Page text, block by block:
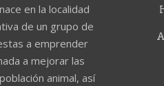
en la localidad
de un grupo de
a emprender
a mejorar las
animal, así